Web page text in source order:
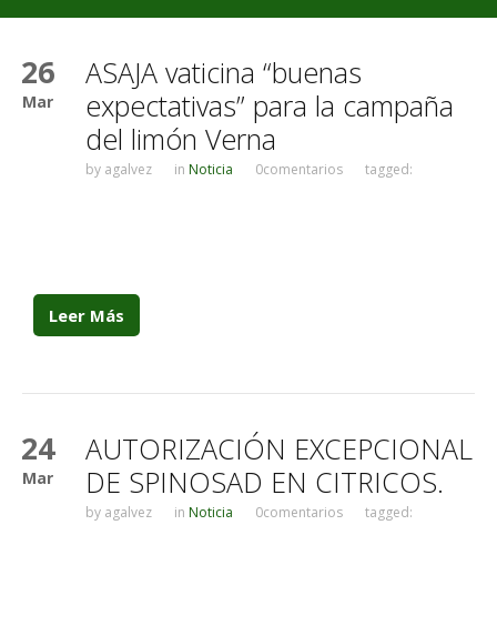
26
Mar
ASAJA vaticina “buenas
expectativas” para la campaña
del limón Verna
by agalvez in Noticia 0comentarios tagged:
Leer Más
24
Mar
AUTORIZACIÓN EXCEPCIONAL
DE SPINOSAD EN CITRICOS.
by agalvez in Noticia 0comentarios tagged: